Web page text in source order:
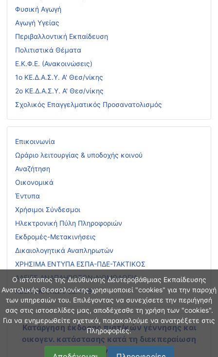
Ο ιστότοπος της Διεύθυνσης Δευτεροβάθμιας Εκπαίδευσης
Ανατολικής Θεσσαλονίκης χρησιμοποιεί "cookies" για την παροχή
των υπηρεσιών του. Επιλέγοντας να συνεχίσετε την περιήγησή
σας στις ιστοσελίδες μας, αποδέχεσθε τη χρήση των "cookies".
Για να ενημερωθείτε σχετικά, παρακαλούμε να ανατρέξετε στις
Πληροφορίες.
Φυσική Αγωγή
Αγωγή Υγείας
Περιβαλλοντική Εκπαίδευση
Πολιτιστικά Θέματα
Ε.Κ.Φ.Ε. (Ανακοινώσεις)
1ο ΚΕ.Δ.Α.Σ.Υ. Α' Θεσ/νίκης
2ο ΚΕ.Δ.Α.Σ.Υ. Α' Θεσ/νίκης
Σχολικός Επαγγελματικός Προσανατολισμός
Επικοινωνία
Ωράριο λειτουργίας & υποδοχής κοινού
Αναζήτηση
Οικονομικά
Έντυπα
Χρήσιμοι Σύνδεσμοι
Ηλεκτρονική Πύλη Πληροφοριών
Εκδρομές-Μετακινήσεις
Δικαιολογητικά Αναπληρωτών
ΧΡΗΣΙΜΑ ΕΝΤΥΠΑ ΕΣΠΑ-ΠΔΕ-ΤΑΚΤΙΚΟΣ
ΑΔΕΙΕΣ ΑΝΑΠΛΗΡΩΤΩΝ-ΝΟΜΟΛΟΓΙΑ
ΑΣΕΠ ΕΚΠ/ΚΩΝ-ΕΕΠ-ΕΒΠ
Κατάργηση έκδοσης πιστ/κών γέννησης και
οικογεν. κατάστασης κατά τη διεκπεραίωση
διοικητικών διαδικασιών